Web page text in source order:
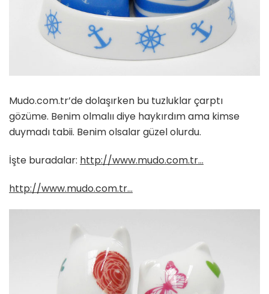
Mudo.com.tr’de dolaşırken bu tuzluklar çarptı
gözüme. Benim olmalıı diye haykırdım ama kimse
duymadı tabii. Benim olsalar güzel olurdu.
İşte buradalar: http://www.mudo.com.tr…
http://www.mudo.com.tr…